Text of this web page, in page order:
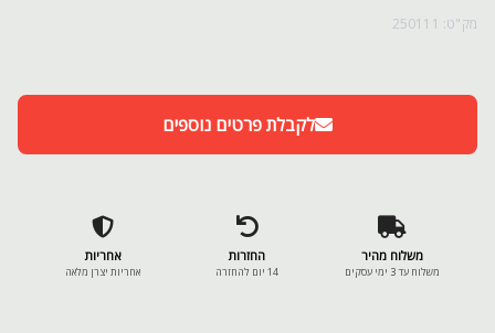
מק"ט: 250111
לקבלת פרטים נוספים
משלוח מהיר
משלוח עד 3 ימי עסקים
החזרות
14 יום להחזרה
אחריות
אחריות יצרן מלאה